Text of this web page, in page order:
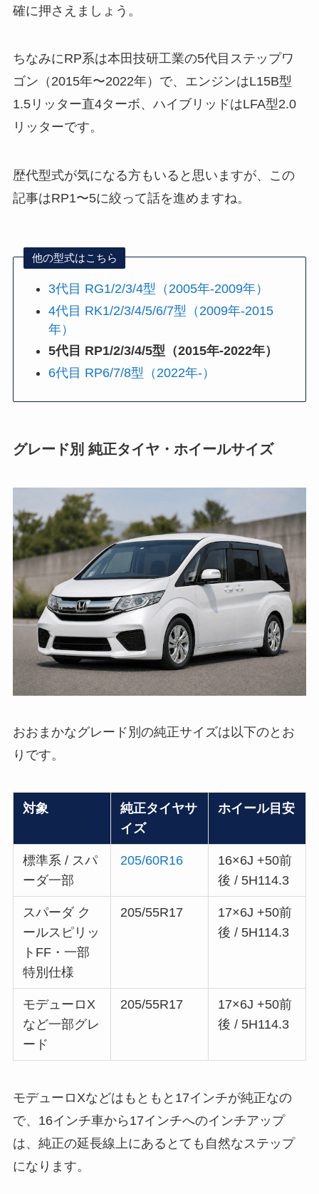
確に押さえましょう。
ちなみにRP系は本田技研工業の5代目ステップワ
ゴン（2015年〜2022年）で、エンジンはL15B型
1.5リッター直4ターボ、ハイブリッドはLFA型2.0
リッターです。
歴代型式が気になる方もいると思いますが、この
記事はRP1〜5に絞って話を進めますね。
他の型式はこちら
3代目 RG1/2/3/4型（2005年-2009年）
4代目 RK1/2/3/4/5/6/7型（2009年-2015
年）
5代目 RP1/2/3/4/5型（2015年-2022年）
6代目 RP6/7/8型（2022年-）
グレード別 純正タイヤ・ホイールサイズ
おおまかなグレード別の純正サイズは以下のとお
りです。
対象
純正タイヤサ
イズ
ホイール目安
標準系 / スパ
ーダ一部
205/60R16
16×6J +50前
後 / 5H114.3
スパーダ ク
ールスピリッ
トFF・一部
特別仕様
205/55R17
17×6J +50前
後 / 5H114.3
モデューロX
など一部グレ
ード
205/55R17
17×6J +50前
後 / 5H114.3
モデューロXなどはもともと17インチが純正なの
で、16インチ車から17インチへのインチアップ
は、純正の延長線上にあるとても自然なステップ
になります。